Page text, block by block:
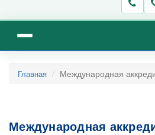
Главная Международная
Международная